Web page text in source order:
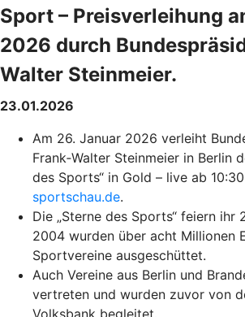
Sport – Preisverleihung
2026 durch
Walter Steinmeier.
23.01.2026
Am 26. Januar 2026 verleiht
Frank‑Walter Steinmeier in Berlin
des Sports“ in Gold – live ab
sportschau.de.
Die „Sterne des Sports“ feiern ihr
2004 wurden über acht Millionen
Sportvereine ausgeschüttet.
Auch Vereine aus Berlin und
vertreten und wurden zuvor von
Volksbank begleitet.